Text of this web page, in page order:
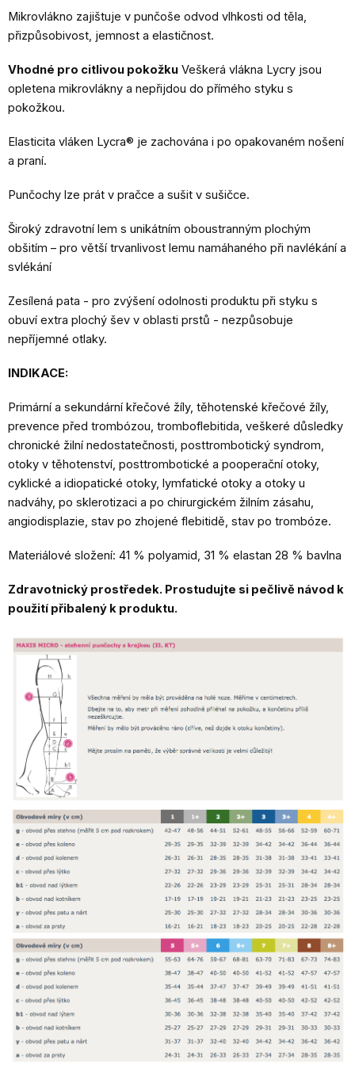
Mikrovlákno zajištuje v punčoše odvod vlhkosti od těla,
přizpůsobivost, jemnost a elastičnost.
Vhodné pro citlivou pokožku Veškerá vlákna Lycry jsou
opletena mikrovlákny a nepřijdou do přímého styku s
pokožkou.
Elasticita vláken Lycra® je zachována i po opakovaném nošení
a praní.
Punčochy lze prát v pračce a sušit v sušičce.
Široký zdravotní lem s unikátním oboustranným plochým
obšitím – pro větší trvanlivost lemu namáhaného při navlékání a
svlékání
Zesílená pata - pro zvýšení odolnosti produktu při styku s
obuví extra plochý šev v oblasti prstů - nezpůsobuje
nepříjemné otlaky.
INDIKACE:
Primární a sekundární křečové žíly, těhotenské křečové žíly,
prevence před trombózou, tromboflebitida, veškeré důsledky
chronické žilní nedostatečnosti, posttrombotický syndrom,
otoky v těhotenství, posttrombotické a pooperační otoky,
cyklické a idiopatické otoky, lymfatické otoky a otoky u
nadváhy, po sklerotizaci a po chirurgickém žilním zásahu,
angiodisplazie, stav po zhojené flebitidě, stav po trombóze.
Materiálové složení: 41 % polyamid, 31 % elastan 28 % bavlna
Zdravotnický prostředek. Prostudujte si pečlivě návod k
použití přibalený k produktu.